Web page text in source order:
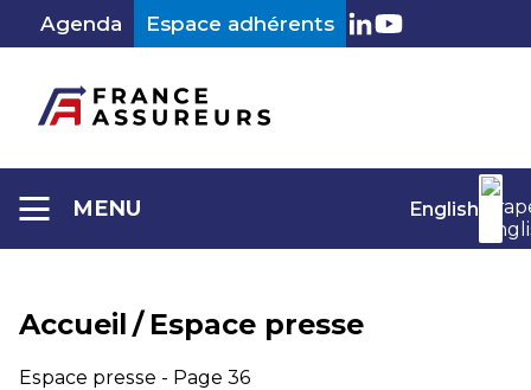
contenu
Agenda Espace adhérents LinkedIn
Youtube
MENU English
Accueil / Espace presse
Espace presse - Page 36